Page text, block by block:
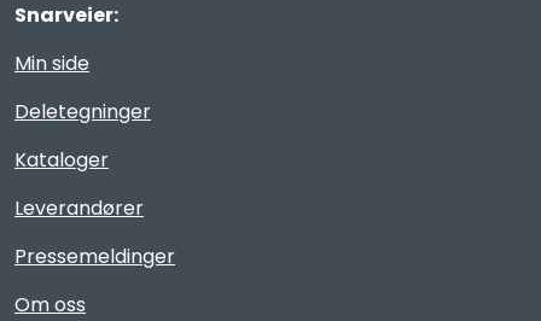
Snarveier:
Min side
Deletegninger
Kataloger
Leverandører
Pressemeldinger
Om oss